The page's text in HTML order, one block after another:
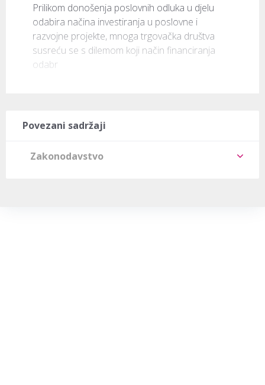
Prilikom donošenja poslovnih odluka u djelu
odabira načina investiranja u poslovne i
razvojne projekte, mnoga trgovačka društva
susreću se s dilemom koji način financiranja
odabr
Povezani sadržaji
Zakonodavstvo